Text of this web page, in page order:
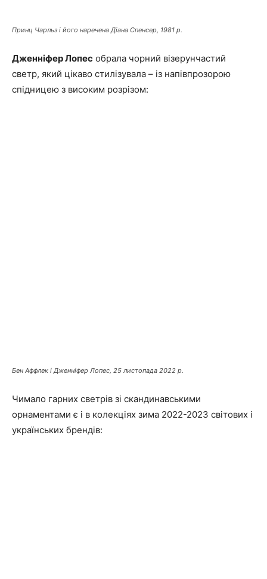
Принц Чарльз і його наречена Діана Спенсер, 1981 р.
Дженніфер Лопес обрала чорний візерунчастий
светр, який цікаво стилізувала – із напівпрозорою
спідницею з високим розрізом:
Бен Аффлек і Дженніфер Лопес, 25 листопада 2022 р.
Чимало гарних светрів зі скандинавськими
орнаментами є і в колекціях зима 2022-2023 світових і
українських брендів: